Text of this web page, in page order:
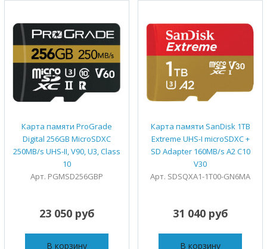
Карта памяти ProGrade
Digital 256GB MicroSDXC
250MB/s UHS-II, V90, U3, Class
10
Арт. PGMSD256GBP
23 050 руб
В корзину
Карта памяти SanDisk 1TB
Extreme UHS-I microSDXC +
SD Adapter 160MB/s A2 C10
V30
Арт. SDSQXA1-1T00-GN6MA
31 040 руб
В корзину